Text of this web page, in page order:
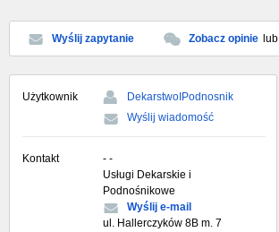
Wyślij zapytanie Zobacz opinie lub
Użytkownik
DekarstwoIPodnosnik
Wyślij wiadomość
Kontakt
- -
Usługi Dekarskie i
Podnośnikowe
Wyślij e-mail
ul. Hallerczyków 8B m. 7